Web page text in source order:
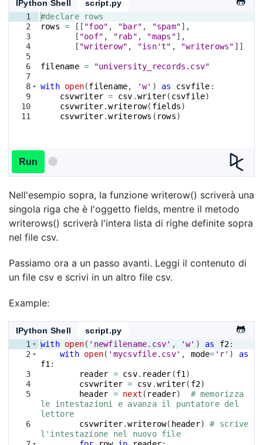
IPython Shell
script.py
1
2
3
4
5
6
7
8
9
10
11
#declare rows
rows = [[ "foo" , "bar" , "spam"] ,
[ "oof" , "rab" , "maps"] ,
[ "writerow" , "isn't" , "writerows" ]]
filename = "university_records.csv"
with open(filename, 'w' ) as csvfile :
csvwriter = csv .writer( csvfile)
csvwriter.writerow( fields)
csvwriter.writerows ( rows)
Run
Nell'esempio sopra, la funzione writerow() scriverà una
singola riga che è l'oggetto fields, mentre il metodo
writerows() scriverà l'intera lista di righe definite sopra
nel file csv.
Passiamo ora a un passo avanti. Leggi il contenuto di
un file csv e scrivi in un altro file csv.
Example:
IPython Shell
script.py
1
2
3
4
5
6
with open( 'newfilename.csv' , 'w' ) as f2:
with open( 'mycsvfile.csv' , mode= 'r' )
as
f1 :
reader = csv. reader (f1 )
csvwriter = csv .writer( f2)
header = next ( reader)
# memorizza
le intestazioni e avanza il puntatore del
lettore
csvwriter.writerow( header)
# scrive
l'intestazione nel nuovo file